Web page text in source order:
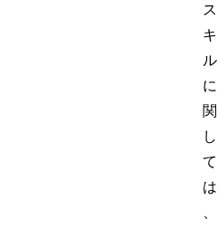
ス
キ
ル
に
関
し
て
は